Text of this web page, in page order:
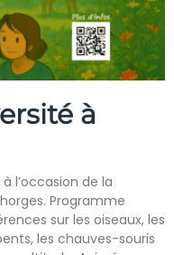
à
l’occasion de la
Programme
sur les oiseaux, les
les chauves-souris